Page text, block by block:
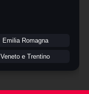
Emilia Romagna
Veneto e Trentino